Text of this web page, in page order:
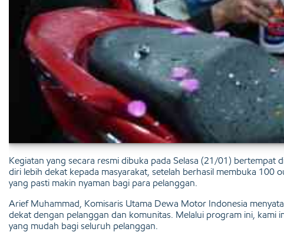
Kegiatan yang secara resmi dibuka pada Selasa (21/01)
diri lebih dekat kepada masyarakat, setelah berhasil membuka 100
yang pasti makin nyaman bagi para pelanggan.
Arief Muhammad, Komisaris Utama Dewa Motor Indonesia
dekat dengan pelanggan dan komunitas. Melalui program ini, kami
yang mudah bagi seluruh pelanggan.